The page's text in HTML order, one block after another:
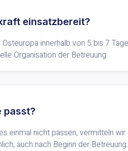
einsatzbereit?
innerhalb von 5 bis 7
Organisation der Betreuung.
passt?
einmal nicht passen, vermitteln
auch nach Beginn der Betreuung.